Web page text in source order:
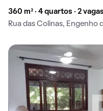
360 m² · 4 quartos · 2 vagas
Rua das Colinas, Engenho